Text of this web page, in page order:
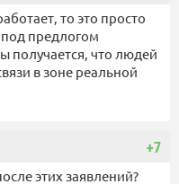
то это просто
предлогом
получается, что людей
в зоне реальной
+7
этих заявлений?